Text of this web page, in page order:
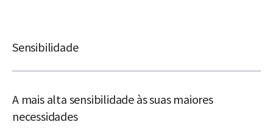
Sensibilidade
A mais alta sensibilidade às suas maiores
necessidades